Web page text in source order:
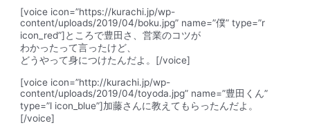
[voice icon=”https://kurachi.jp/wp-
content/uploads/2019/04/boku.jpg” name=”僕” type=”r
icon_red”]ところで豊田さ、営業のコツが
わかったって言ったけど、
どうやって身につけたんだよ。[/voice]
[voice icon=”http://kurachi.jp/wp-
content/uploads/2019/04/toyoda.jpg” name=”豊田くん”
type=”l icon_blue”]加藤さんに教えてもらったんだよ。
[/voice]